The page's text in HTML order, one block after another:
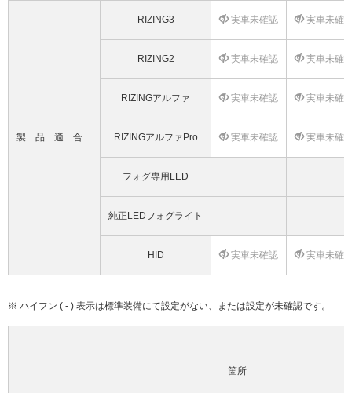
製品適合
RIZING3 実車未確認 実車未確
RIZING2 実車未確認 実車未確
RIZINGアルファ 実車未確認 実車未確
RIZINGアルファPro 実車未確認 実車未確
フォグ専用LED
純正LEDフォグライト
HID 実車未確認 実車未確
※ ハイフン ( - ) 表示は標準装備にて設定がない、または設定が未確認です。
箇所